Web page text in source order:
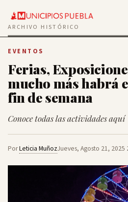
ARCHIVO HISTÓRICO
EVENTOS
Ferias,
mucho más habrá
fin de semana
Conoce todas las actividades aquí
PorLeticia MuñozJueves, Agosto 21, 2025